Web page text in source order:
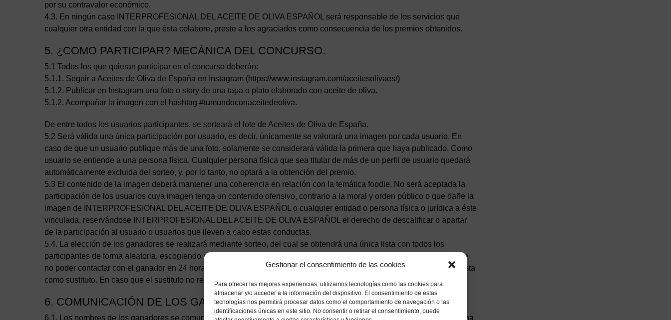
Gestionar el consentimiento de las cookies
Para ofrecer las mejores experiencias, utilizamos tecnologías como las cookies para
almacenar y/o acceder a la información del dispositivo. El consentimiento de estas
tecnologías nos permitirá procesar datos como el comportamiento de navegación o las
identificaciones únicas en este sitio. No consentir o retirar el consentimiento, puede
por su contravalor económico.
4.3. En ningún caso INTERPROFESIONAL DEL ACEITE DE OLIVA ESPAÑOL será responsable de los servicios que
cualquier otra entidad con la que ésta colabore, preste a los agraciados como consecuencia de los premios obtenidos.
5. ¿COMO PARTICIPAR? MECÁNICA DEL CONCURSO.
5.1 Todos los que quieran participar en el concurso deberán:
5.1.1. Seguir a Aceites de Oliva de España en Instagram (https://www.instagram.com/aceitesolivaes/)
5.1.2. Publicar en Instagram una foto o story de una tapa o plato elaborado con aceite de oliva.
5.1.2. Acompañar la imagen con el hashtag #tumundoconaceitedeoliva.
De entre todos los usuarios participantes, se sorteará el lote de Aceites de Oliva de España.
5.2 Será válida una única participación por usuario, es decir, únicamente se valorará una imagen por cada usuario. En
caso de que un usuario publique más de una foto, solamente se considerará válida la primera que haya publicado. Como
usuario se entiende a una persona física. Cualquier persona física que sea titular de más de un perfil de usuario quedará
automáticamente excluida del sorteo, y, por lo tanto, no optará a la obtención del premio.
5.3 El contenido de la imagen deberá mantener una coherencia en relación con la temática foodie. No será aceptada la
participación de los usuarios cuya imagen tenga un contenido ofensivo, contrario a la moral y orden público o que dañe la
imagen de INTERPROFESIONAL DEL ACEITE DE OLIVA ESPAÑOL o cualquier entidad o persona física o jurídica a éste
vinculada, reservándose INTERPROFESIONAL DEL ACEITE DE OLIVA ESPAÑOL el derecho de descalificar o apartar
de la participación al usuario o usuarios que lleven a cabo estas conductas.
5.4. La elección de los ganadores se realizará mediante sorteo, del cual se obtendrá una única lista con todos los
participantes de forma aleatoria, escogiendo por orden al primer usuario de la lista como ganador del sorteo. En caso de
no poder contactar con el ganador en 24 horas o que este rechazara el premio, se escogerá al siguiente usuario de la lista
como sustituto. En caso que el sustituto no responda en 24 horas o rechace el premio, el premio quedará desierto.
6. COMUNICACIÓN DE LOS GANADORES.
6.1. Los nombres de los ganadores se comunicarán públicamente a partir del día 7 de noviembre de 2019 a través de una